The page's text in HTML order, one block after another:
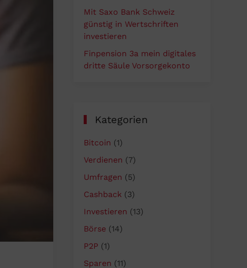
Mit Saxo Bank Schweiz
günstig in Wertschriften
investieren
Finpension 3a mein digitales
dritte Säule Vorsorgekonto
Kategorien
Bitcoin (1)
Verdienen (7)
Umfragen (5)
Cashback (3)
Investieren (13)
Börse (14)
P2P (1)
Sparen (11)